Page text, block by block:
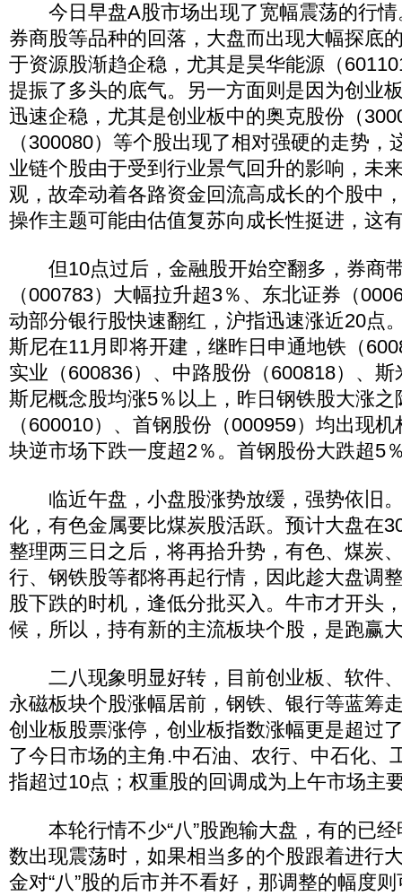
今日早盘A股市场出现了宽幅震荡的行情
券商股等品种的回落，大盘而出现大幅探底
于资源股渐趋企稳，尤其是昊华能源（
提振了多头的底气。另一方面则是因为创业
迅速企稳，尤其是创业板中的奥克股份（
（300080）等个股出现了相对强硬的走势，
业链个股由于受到行业景气回升的影响，未
观，故牵动着各路资金回流高成长的个股中
操作主题可能由估值复苏向成长性挺进，这
但10点过后，金融股开始空翻多，券商
（000783）大幅拉升超3％、东北证券（
动部分银行股快速翻红，沪指迅速涨近20点
斯尼在11月即将开建，继昨日申通地铁（
实业（600836）、中路股份（600818）、
斯尼概念股均涨5％以上，昨日钢铁股大涨
（600010）、首钢股份（000959）均出现
块逆市场下跌一度超2％。首钢股份大跌超5
临近午盘，小盘股涨势放缓，强势依旧
化，有色金属要比煤炭股活跃。预计大盘在
整理两三日之后，将再拾升势，有色、煤炭
行、钢铁股等都将再起行情，因此趁大盘调
股下跌的时机，逢低分批买入。牛市才开头
候，所以，持有新的主流板块个股，是跑赢
二八现象明显好转，目前创业板、软件
永磁板块个股涨幅居前，钢铁、银行等蓝筹
创业板股票涨停，创业板指数涨幅更是超过
了今日市场的主角.中石油、农行、中石化、
指超过10点；权重股的回调成为上午市场主
本轮行情不少“八”股跑输大盘，有的已经
数出现震荡时，如果相当多的个股跟着进行
金对“八”股的后市并不看好，那调整的幅度